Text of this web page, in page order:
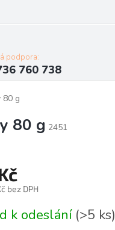
podpora:
760 738
80 g
80 g 2451
bez DPH
k odeslání (>5 ks)